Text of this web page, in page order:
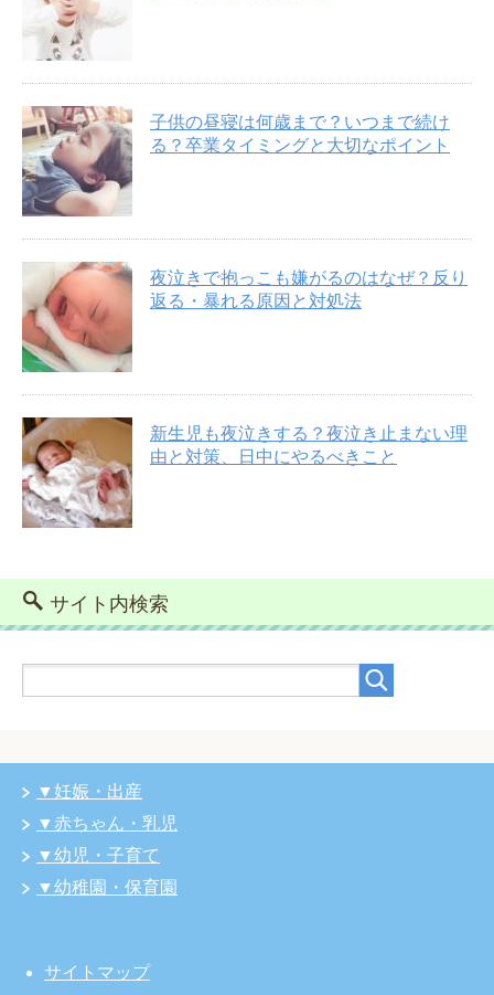
子供の昼寝は何歳まで？いつまで続け
る？卒業タイミングと大切なポイント
夜泣きで抱っこも嫌がるのはなぜ？反り
返る・暴れる原因と対処法
新生児も夜泣きする？夜泣き止まない理
由と対策、日中にやるべきこと
サイト内検索
▼妊娠・出産
▼赤ちゃん・乳児
▼幼児・子育て
▼幼稚園・保育園
サイトマップ